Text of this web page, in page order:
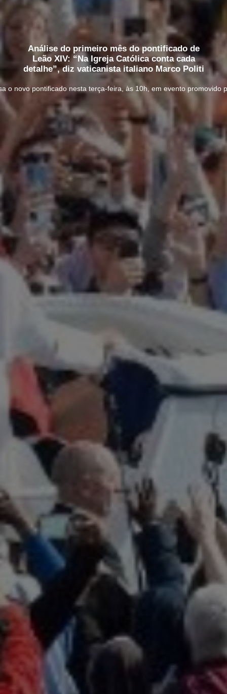
Análise do primeiro mês do pontificado de
Leão XIV: “Na Igreja Católica conta cada
detalhe”, diz vaticanista italiano Marco Politi
o novo pontificado nesta terça-feira, às 10h, em evento promovido